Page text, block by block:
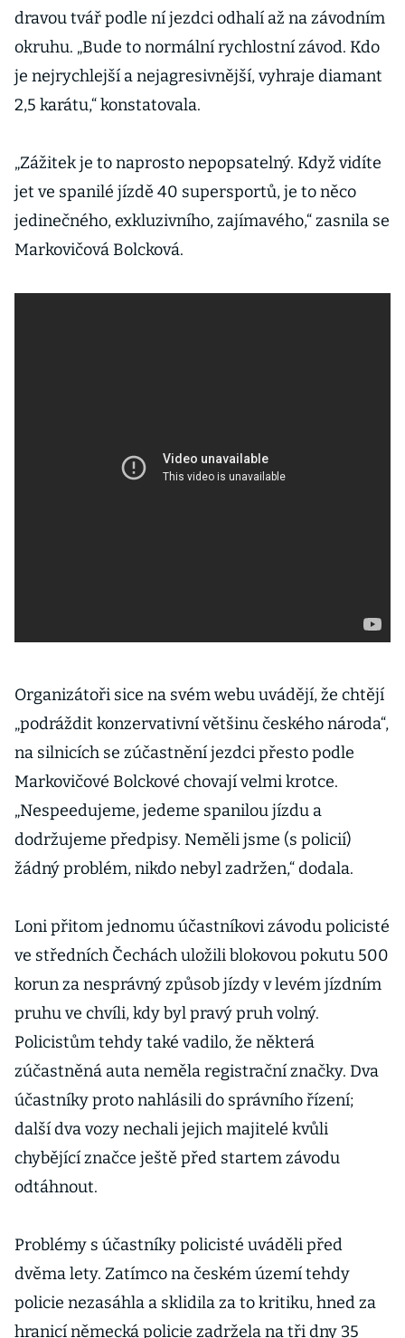
dravou tvář podle ní jezdci odhalí až na závodním
okruhu. „Bude to normální rychlostní závod. Kdo
je nejrychlejší a nejagresivnější, vyhraje diamant
2,5 karátu,“ konstatovala.
„Zážitek je to naprosto nepopsatelný. Když vidíte
jet ve spanilé jízdě 40 supersportů, je to něco
jedinečného, exkluzivního, zajímavého,“ zasnila se
Markovičová Bolcková.
Organizátoři sice na svém webu uvádějí, že chtějí
„podráždit konzervativní většinu českého národa“,
na silnicích se zúčastnění jezdci přesto podle
Markovičové Bolckové chovají velmi krotce.
„Nespeedujeme, jedeme spanilou jízdu a
dodržujeme předpisy. Neměli jsme (s policií)
žádný problém, nikdo nebyl zadržen,“ dodala.
Loni přitom jednomu účastníkovi závodu policisté
ve středních Čechách uložili blokovou pokutu 500
korun za nesprávný způsob jízdy v levém jízdním
pruhu ve chvíli, kdy byl pravý pruh volný.
Policistům tehdy také vadilo, že některá
zúčastněná auta neměla registrační značky. Dva
účastníky proto nahlásili do správního řízení;
další dva vozy nechali jejich majitelé kvůli
chybějící značce ještě před startem závodu
odtáhnout.
Problémy s účastníky policisté uváděli před
dvěma lety. Zatímco na českém území tehdy
policie nezasáhla a sklidila za to kritiku, hned za
hranicí německá policie zadržela na tři dny 35